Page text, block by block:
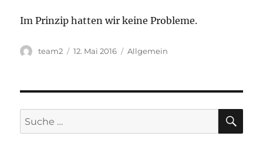
Im Prinzip hatten wir keine Probleme.
Autor
team2
Veröffentlicht
12. Mai 2016 Kategorien
Allgemein
Suche
nach: